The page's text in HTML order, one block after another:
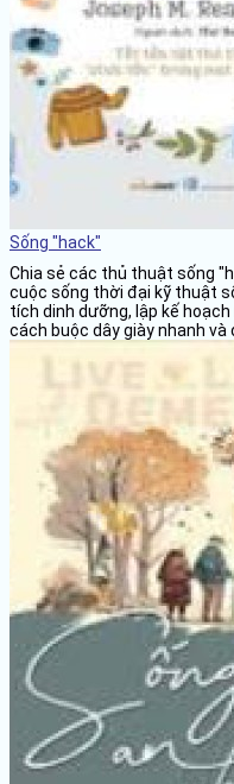
Sống "hack"
Chia sẻ các thủ thuật sống
cuộc sống thời đại kỹ thuật
tích dinh dưỡng, lập kế
cách buộc dây giày nhanh và